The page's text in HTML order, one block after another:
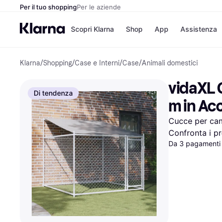
Per il tuo shoppingPer le aziende
Scopri Klarna
Opzioni di
Paga ora
Paga in 3 rate
Paga dopo 30 giorni
Finanziamento
Shop
Negozi
Unieuro
Media
eBay
Zalando
App Assistenza
Klarna/Shopping/Case e Interni/Case/Animali domestici
Di tendenza
vidaXL
m in
Cucce per
Confronta i
Da 3